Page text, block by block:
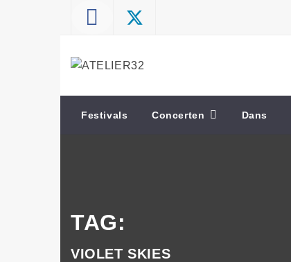
ATELIER32
Festivals Concerten Dans
TAG:
VIOLET SKIES